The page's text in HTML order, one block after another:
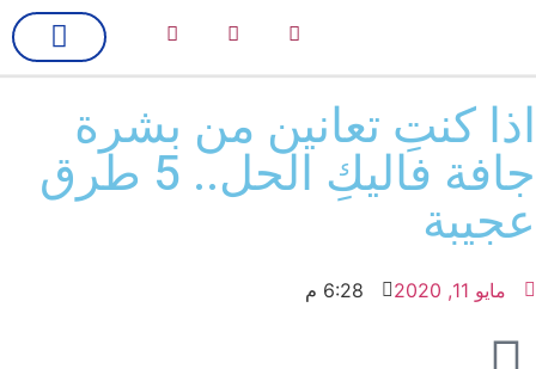
اذا كنتِ تعانين من بشرة
جافة فاليكِ الحل.. 5 طرق
عجيبة
مايو 11, 2020 6:28 م